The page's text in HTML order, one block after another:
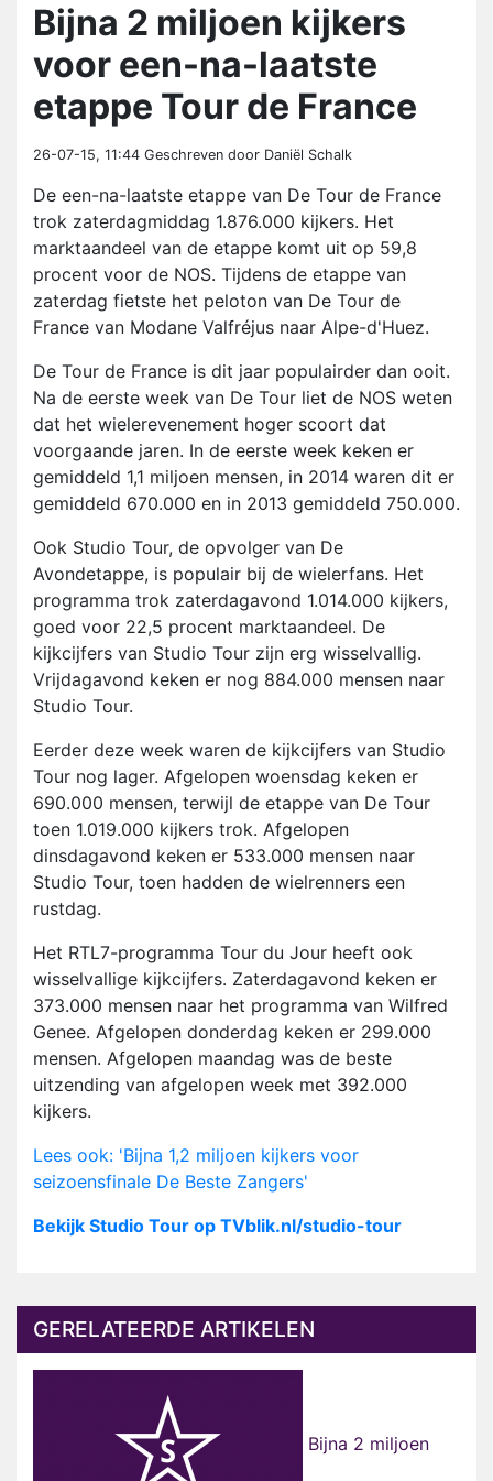
Bijna 2 miljoen kijkers
voor een-na-laatste
etappe Tour de France
26-07-15, 11:44 Geschreven door Daniël Schalk
De een-na-laatste etappe van De Tour de France
trok zaterdagmiddag 1.876.000 kijkers. Het
marktaandeel van de etappe komt uit op 59,8
procent voor de NOS. Tijdens de etappe van
zaterdag fietste het peloton van De Tour de
France van Modane Valfréjus naar Alpe-d'Huez.
De Tour de France is dit jaar populairder dan ooit.
Na de eerste week van De Tour liet de NOS weten
dat het wielerevenement hoger scoort dat
voorgaande jaren. In de eerste week keken er
gemiddeld 1,1 miljoen mensen, in 2014 waren dit er
gemiddeld 670.000 en in 2013 gemiddeld 750.000.
Ook Studio Tour, de opvolger van De
Avondetappe, is populair bij de wielerfans. Het
programma trok zaterdagavond 1.014.000 kijkers,
goed voor 22,5 procent marktaandeel. De
kijkcijfers van Studio Tour zijn erg wisselvallig.
Vrijdagavond keken er nog 884.000 mensen naar
Studio Tour.
Eerder deze week waren de kijkcijfers van Studio
Tour nog lager. Afgelopen woensdag keken er
690.000 mensen, terwijl de etappe van De Tour
toen 1.019.000 kijkers trok. Afgelopen
dinsdagavond keken er 533.000 mensen naar
Studio Tour, toen hadden de wielrenners een
rustdag.
Het RTL7-programma Tour du Jour heeft ook
wisselvallige kijkcijfers. Zaterdagavond keken er
373.000 mensen naar het programma van Wilfred
Genee. Afgelopen donderdag keken er 299.000
mensen. Afgelopen maandag was de beste
uitzending van afgelopen week met 392.000
kijkers.
Lees ook: 'Bijna 1,2 miljoen kijkers voor
seizoensfinale De Beste Zangers'
Bekijk Studio Tour op TVblik.nl/studio-tour
GERELATEERDE ARTIKELEN
Bijna 2 miljoen